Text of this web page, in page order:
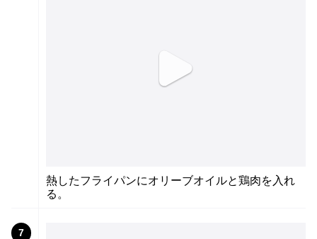
熱したフライパンにオリーブオイルと鶏肉を入れ
る。
7